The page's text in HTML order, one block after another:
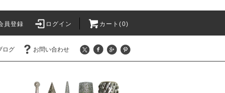
員登録 ログイン カート(0)
ログ お問い合わせ